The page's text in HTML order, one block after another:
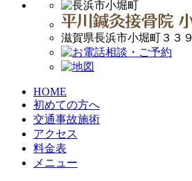
滋賀県長浜市小堀町３３９
HOME
初めての方へ
交通事故施術
アクセス
料金表
メニュー